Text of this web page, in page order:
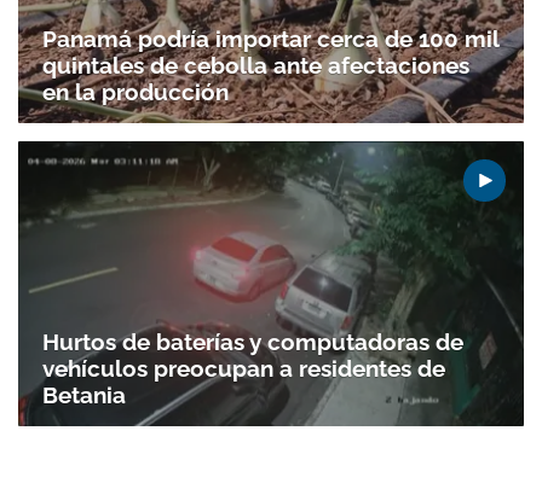
Panamá podría importar cerca de 100 mil
quintales de cebolla ante afectaciones
en la producción
Hurtos de baterías y computadoras de
vehículos preocupan a residentes de
Betania